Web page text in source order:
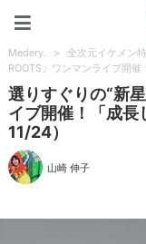
Medery. > 全次元イケメン
ROOTS」ワンマンライブ開催
選りすぐりの“新
イブ開催！「成長
11/24）
山崎 伸子